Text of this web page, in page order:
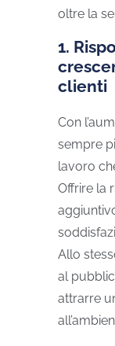
oltre la
1.
clienti
Con
sempre
lavoro
Offrire la
Allo
al
attrarre